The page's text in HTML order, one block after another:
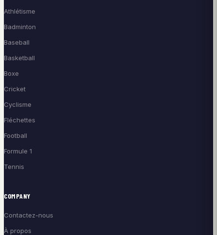
Athlétisme
Badminton
Baseball
Basketball
Boxe
Cricket
Cyclisme
Fléchettes
Football
Formule 1
Tennis
COMPANY
Contactez-nous
À propos